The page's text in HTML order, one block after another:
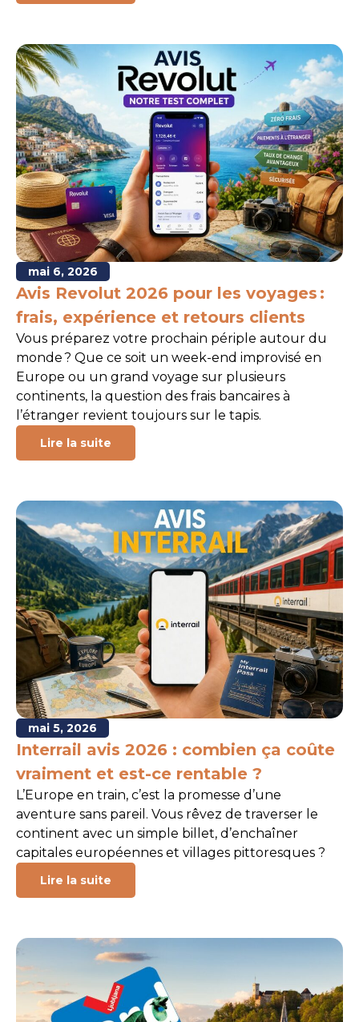
mai 6, 2026
Avis Revolut 2026 pour les voyages :
frais, expérience et retours clients
Vous préparez votre prochain périple autour du
monde ? Que ce soit un week-end improvisé en
Europe ou un grand voyage sur plusieurs
continents, la question des frais bancaires à
l’étranger revient toujours sur le tapis.
Lire la suite
mai 5, 2026
Interrail avis 2026 : combien ça coûte
vraiment et est-ce rentable ?
L’Europe en train, c’est la promesse d’une
aventure sans pareil. Vous rêvez de traverser le
continent avec un simple billet, d’enchaîner
capitales européennes et villages pittoresques ?
Lire la suite